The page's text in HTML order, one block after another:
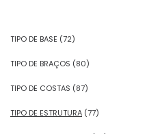
TIPO DE BASE (72)
TIPO DE BRAÇOS (80)
TIPO DE COSTAS (87)
TIPO DE ESTRUTURA (77)